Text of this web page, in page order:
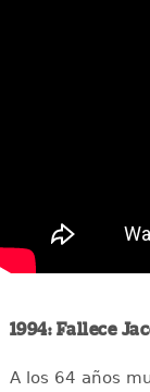
1994: Fallece
A los 64 años